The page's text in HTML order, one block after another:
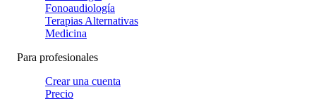
Fonoaudiología
Terapias Alternativas
Medicina
Para profesionales
Crear una cuenta
Precio